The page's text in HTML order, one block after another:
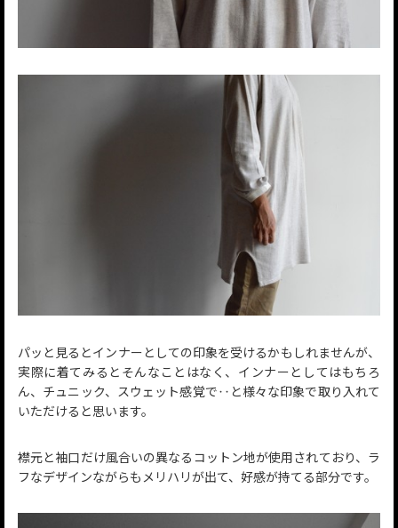
パッと見るとインナーとしての印象を受けるかもしれませんが、
実際に着てみるとそんなことはなく、インナーとしてはもちろ
ん、チュニック、スウェット感覚で‥と様々な印象で取り入れて
いただけると思います。
襟元と袖口だけ風合いの異なるコットン地が使用されており、ラ
フなデザインながらもメリハリが出て、好感が持てる部分です。